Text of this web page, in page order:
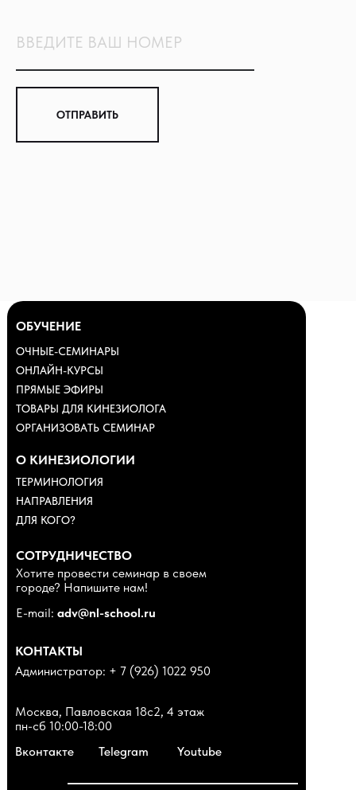
ОТПРАВИТЬ
E-mail: adv@nl-school.ru
СОТРУДНИЧЕСТВО
Хотите провести семинар в своем
городе? Напишите нам!
ОБУЧЕНИЕ
О КИНЕЗИОЛОГИИ
КОНТАКТЫ
ОЧНЫЕ-СЕМИНАРЫ
ОНЛАЙН-КУРСЫ
ПРЯМЫЕ ЭФИРЫ
ТОВАРЫ ДЛЯ КИНЕЗИОЛОГА
ОРГАНИЗОВАТЬ СЕМИНАР
ТЕРМИНОЛОГИЯ
НАПРАВЛЕНИЯ
ДЛЯ КОГО?
Москва, Павловская 18с2, 4 этаж
пн-сб 10:00-18:00
Youtube
Вконтакте Telegram
Администратор: + 7 (926) 1022 950